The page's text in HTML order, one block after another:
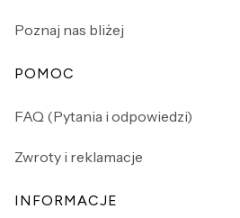
Poznaj nas bliżej
POMOC
FAQ (Pytania i odpowiedzi)
Zwroty i reklamacje
INFORMACJE